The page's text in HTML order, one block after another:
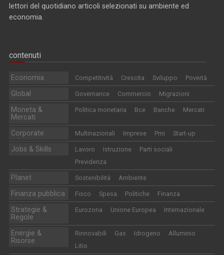
lettori del quotidiano articoli selezionati su ambiente ed
economia.
contenuti
Economia Competitività Crescita Sviluppo Povertà
Global Governance Commercio Migrazioni
Moneta &
Mercati
Politica monetaria Bce Banche Mercati
Corporate Multinazionali Imprese Pmi Start-up
Jobs & Skills Lavoro Istruzione
Parti sociali
Previdenza
Planet Sostenibilità Ambiente
Finanza pubblica Fisco Spesa Politiche Finanza
Strategie &
Regole
Eurozona Unione Europea Internazionale
Energie &
Risorse
Rinnovabili Gas Idrogeno
Alluminio
Litio